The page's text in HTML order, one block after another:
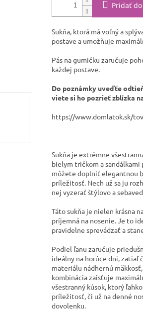
Pridať
Sukňa, ktorá má voľný a
postave a umožňuje
Pás na gumičku zaručuje
každej postave.
Do poznámky uveďťe
viete si ho pozrieť zblízka
https://www.domlatok.sk/
Sukňa je extrémne
bielym tričkom a sandálkami
môžete doplniť elegantnou
príležitosť. Nech už sa ju
nej vyzerať štýlovo a
Táto sukňa je nielen krásna
príjemná na nosenie. Je to
pravidelne sprevádzať a
Podiel ľanu zaručuje
ideálny na horúce dni, zatiaľ
materiálu nádhernú
kombinácia zaisťuje
všestranný kúsok, ktorý
príležitosť, či už na denné
dovolenku.